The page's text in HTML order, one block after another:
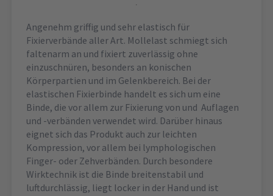
Angenehm griffig und sehr elastisch für
Fixierverbände aller Art. Mollelast schmiegt sich
faltenarm an und fixiert zuverlässig ohne
einzuschnüren, besonders an konischen
Körperpartien und im Gelenkbereich. Bei der
elastischen Fixierbinde handelt es sich um eine
Binde, die vor allem zur Fixierung von und Auflagen
und -verbänden verwendet wird. Darüber hinaus
eignet sich das Produkt auch zur leichten
Kompression, vor allem bei lymphologischen
Finger- oder Zehverbänden. Durch besondere
Wirktechnik ist die Binde breitenstabil und
luftdurchlässig, liegt locker in der Hand und ist